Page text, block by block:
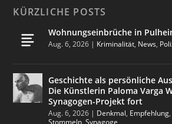
KÜRZLICHE POSTS
Wohnungseinbrüche in
Aug. 6, 2026 | Kriminalität, News,
Geschichte als persönliche
Die Künstlerin Paloma Varga
Synagogen-Projekt fort
Aug. 6, 2026 | Denkmal, Empfehlung,